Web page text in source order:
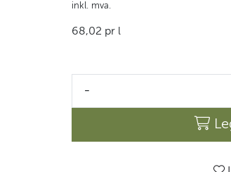
inkl. mva.
68,02 pr l
-